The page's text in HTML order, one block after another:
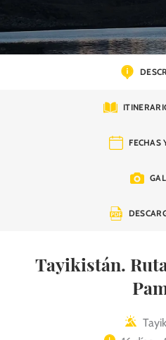
FECHAS
Tayikistán.